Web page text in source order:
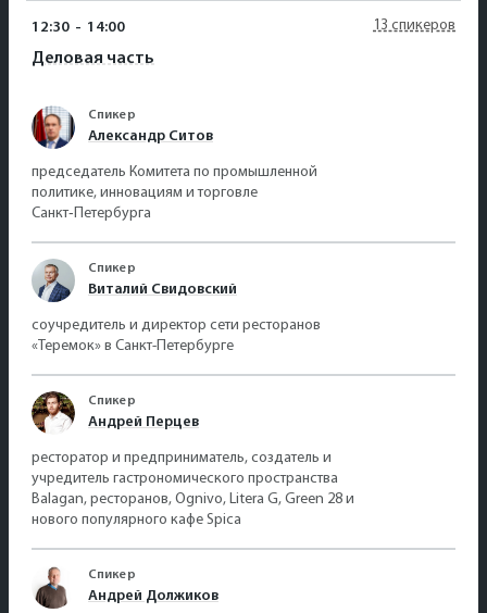
12:30 - 14:00
Деловая часть
13 спикеров
Спикер
Александр Ситов
председатель Комитета по промышленной
политике, инновациям и торговле
Санкт‑Петербурга
Спикер
Виталий Свидовский
соучредитель и директор сети ресторанов
«Теремок» в Санкт-Петербурге
Спикер
Андрей Перцев
ресторатор и предприниматель, создатель и
учредитель гастрономического пространства
Balagan, ресторанов, Ognivo, Litera G, Green 28 и
нового популярного кафе Spica
Спикер
Андрей Должиков